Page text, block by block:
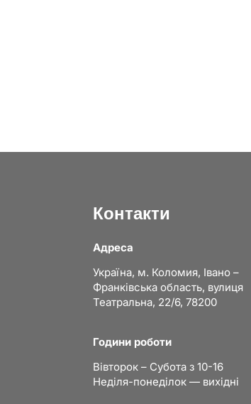
Контакти
Адреса
Україна, м. Коломия, Івано –
Франківська область, вулиця
Театральна, 22/6, 78200
Години роботи
Вівторок – Субота з 10-16
Неділя-понеділок — вихідні